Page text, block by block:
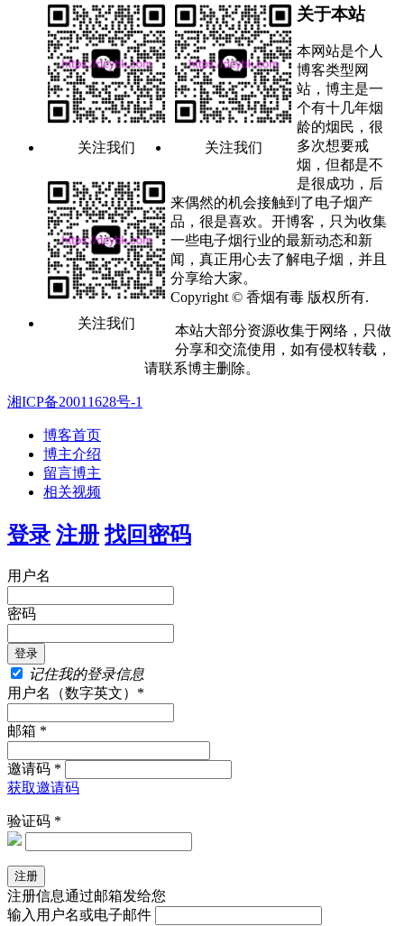
关注我们 关注我们
关注我们
关于本站
本网站是个人
博客类型网
站，博主是一
个有十几年烟
龄的烟民，很
多次想要戒
烟，但都是不
是很成功，后
来偶然的机会接触到了电子烟产
品，很是喜欢。开博客，只为收集
一些电子烟行业的最新动态和新
闻，真正用心去了解电子烟，并且
分享给大家。
Copyright © 香烟有毒 版权所有.
本站大部分资源收集于网络，只做
分享和交流使用，如有侵权转载，
请联系博主删除。
湘ICP备20011628号-1
博客首页
博主介绍
留言博主
相关视频
登录 注册 找回密码
用户名
密码
记住我的登录信息
用户名（数字英文）*
邮箱 *
邀请码 *
获取邀请码
验证码 *
注册信息通过邮箱发给您
输入用户名或电子邮件